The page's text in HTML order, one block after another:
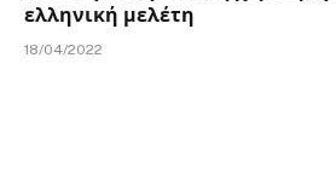
ελληνική μελέτη
18/04/2022